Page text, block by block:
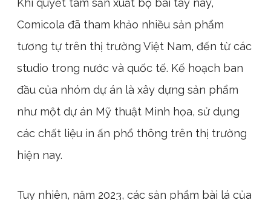
Comicola đã tham khảo nhiều sản phẩm
tương tự trên thị trường Việt Nam, đến từ các
studio trong nước và quốc tế. Kế hoạch ban
đầu của nhóm dự án là xây dựng sản phẩm
như một dự án Mỹ thuật Minh họa, sử dụng
các chất liệu in ấn phổ thông trên thị trường
hiện nay.
Tuy nhiên, năm 2023, các sản phẩm bài lá của